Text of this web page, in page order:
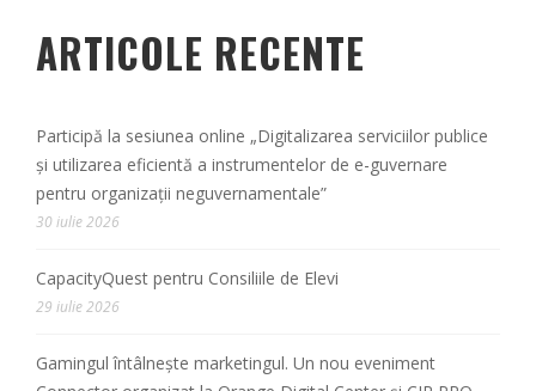
ARTICOLE RECENTE
Participă la sesiunea online „Digitalizarea serviciilor publice
și utilizarea eficientă a instrumentelor de e-guvernare
pentru organizații neguvernamentale”
30 iulie 2026
CapacityQuest pentru Consiliile de Elevi
29 iulie 2026
Gamingul întâlnește marketingul. Un nou eveniment